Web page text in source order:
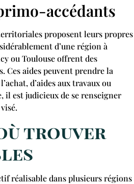
accédants
proposent leurs propres
d’une région à
ou Toulouse offrent des
Ces aides peuvent prendre la
d’aides aux travaux ou
il est judicieux de se renseigner
trouver
réalisable dans plusieurs régions